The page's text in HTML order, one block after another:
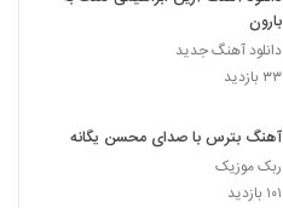
بارون
دانلود آهنگ جدید
۳۳ بازدید
آهنگ بترس با صدای محسن یگانه
ربک موزیک
۱۰۱ بازدید